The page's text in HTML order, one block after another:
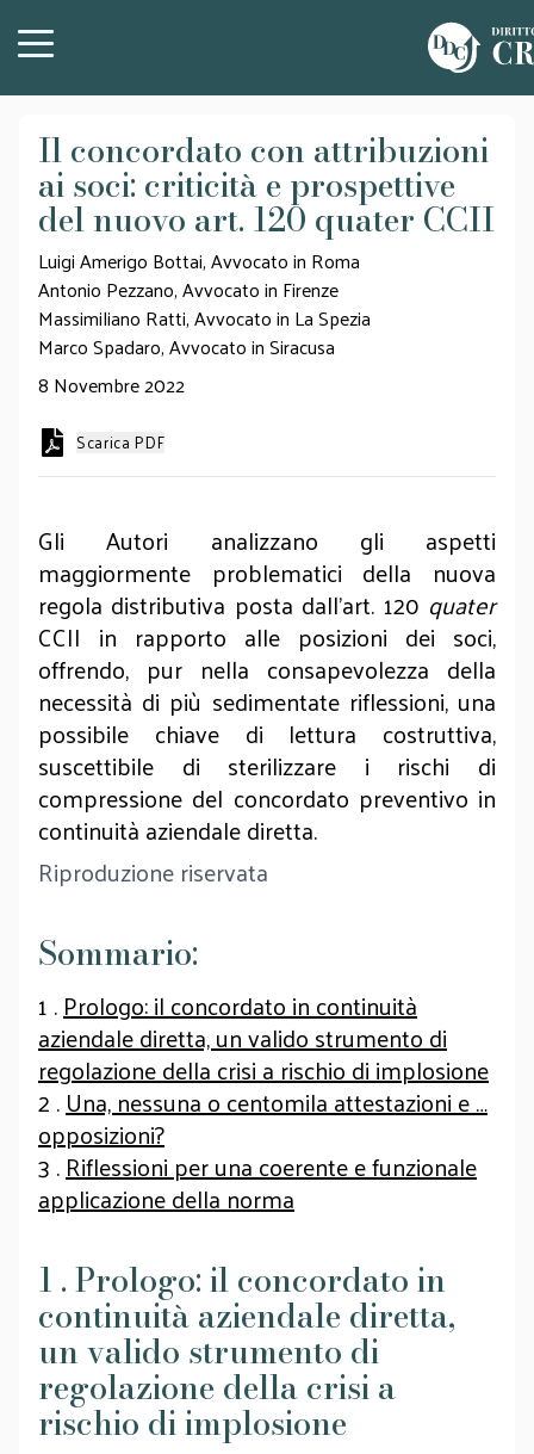
Il concordato con attribuzioni
ai soci: criticità e prospettive
del nuovo art. 120 quater CCII
Luigi Amerigo Bottai, Avvocato in Roma
Antonio Pezzano, Avvocato in Firenze
Massimiliano Ratti, Avvocato in La Spezia
Marco Spadaro, Avvocato in Siracusa
8 Novembre 2022
Scarica PDF
Gli Autori analizzano gli aspetti
maggiormente problematici della nuova
regola distributiva posta dall’art. 120 quater
CCII in rapporto alle posizioni dei soci,
offrendo, pur nella consapevolezza della
necessità di più sedimentate riflessioni, una
possibile chiave di lettura costruttiva,
suscettibile di sterilizzare i rischi di
compressione del concordato preventivo in
continuità aziendale diretta.
Riproduzione riservata
Sommario:
1 .Prologo: il concordato in continuità
aziendale diretta, un valido strumento di
regolazione della crisi a rischio di implosione
2 .Una, nessuna o centomila attestazioni e …
opposizioni?
3 .Riflessioni per una coerente e funzionale
applicazione della norma
1 . Prologo: il concordato in
continuità aziendale diretta,
un valido strumento di
regolazione della crisi a
rischio di implosione